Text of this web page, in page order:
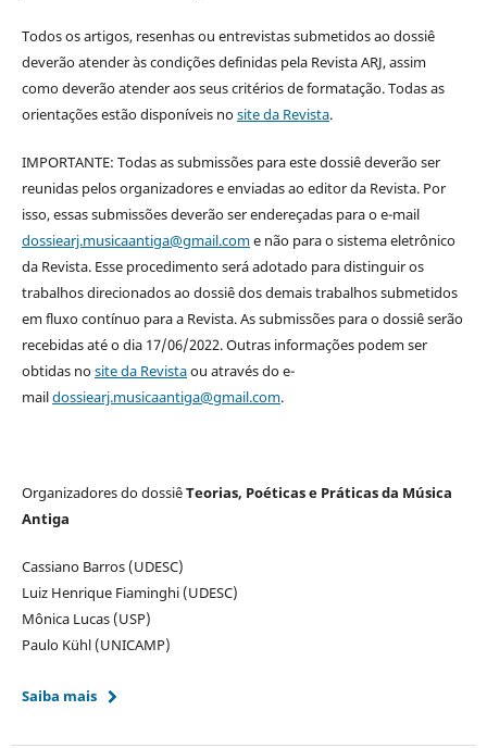
Todos os artigos, resenhas ou entrevistas submetidos ao dossiê
deverão atender às condições definidas pela Revista ARJ, assim
como deverão atender aos seus critérios de formatação. Todas as
orientações estão disponíveis nosite da Revista.
IMPORTANTE: Todas as submissões para este dossiê deverão ser
reunidas pelos organizadores e enviadas ao editor da Revista. Por
isso, essas submissões deverão ser endereçadas para o e-mail
dossiearj.musicaantiga@gmail.come não para o sistema eletrônico
da Revista. Esse procedimento será adotado para distinguir os
trabalhos direcionados ao dossiê dos demais trabalhos submetidos
em fluxo contínuo para a Revista. As submissões para o dossiê serão
recebidas até o dia 17/06/2022. Outras informações podem ser
obtidas nosite da Revistaou através do e-
maildossiearj.musicaantiga@gmail.com.
Organizadores do dossiêTeorias, Poéticas e Práticas da Música
Antiga
Cassiano Barros (UDESC)
Luiz Henrique Fiaminghi (UDESC)
Mônica Lucas (USP)
Paulo Kühl (UNICAMP)
Saiba mais